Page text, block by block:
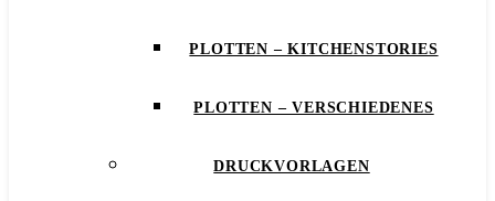
PLOTTEN – KITCHENSTORIES
PLOTTEN – VERSCHIEDENES
DRUCKVORLAGEN